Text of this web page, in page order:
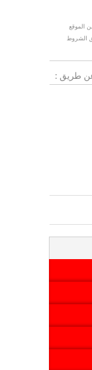
الموقع
خلال 14 يوم وتطبق الشروط
طريق :